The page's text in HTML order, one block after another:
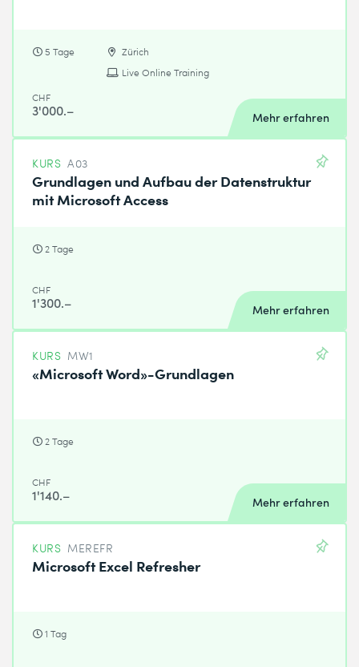
5 Tage
Zürich
Live Online Training
CHF
3'000.– Mehr erfahren
KURS A03
Grundlagen und Aufbau der Datenstruktur
mit Microsoft Access
2 Tage
CHF
1'300.– Mehr erfahren
KURS MW1
«Microsoft Word»-Grundlagen
2 Tage
CHF
1'140.– Mehr erfahren
KURS MEREFR
Microsoft Excel Refresher
1 Tag